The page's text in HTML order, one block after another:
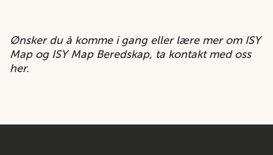
Ønsker du å komme i gang eller lære mer om ISY
Map og ISY Map Beredskap, ta kontakt med oss
her.